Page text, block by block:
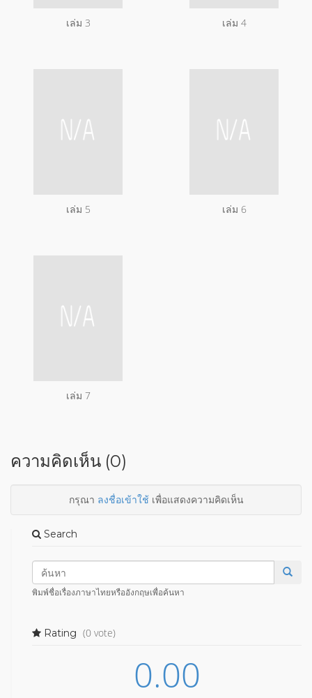
เล่ม 3 เล่ม 4
เล่ม 5 เล่ม 6
เล่ม 7
ความคิดเห็น (0)
กรุณา ลงชื่อเข้าใช้เพื่อแสดงความคิดเห็น
Search
พิมพ์ชื่อเรื่องภาษาไทยหรืออังกฤษเพื่อค้นหา
Rating (0 vote)
0.00